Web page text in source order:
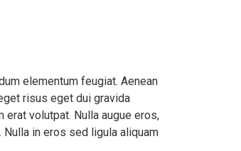
elementum feugiat. Aenean
risus eget dui gravida
erat volutpat. Nulla augue eros,
in eros sed ligula aliquam